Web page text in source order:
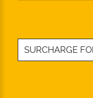
SURCHARGE